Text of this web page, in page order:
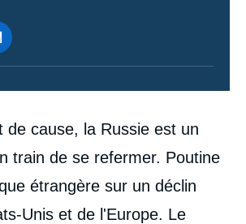
de cause, la Russie est un
train de se refermer. Poutine
étrangère sur un déclin
Unis et de l'Europe. Le